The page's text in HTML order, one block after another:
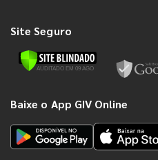
Site Seguro
Baixe o App GIV Online